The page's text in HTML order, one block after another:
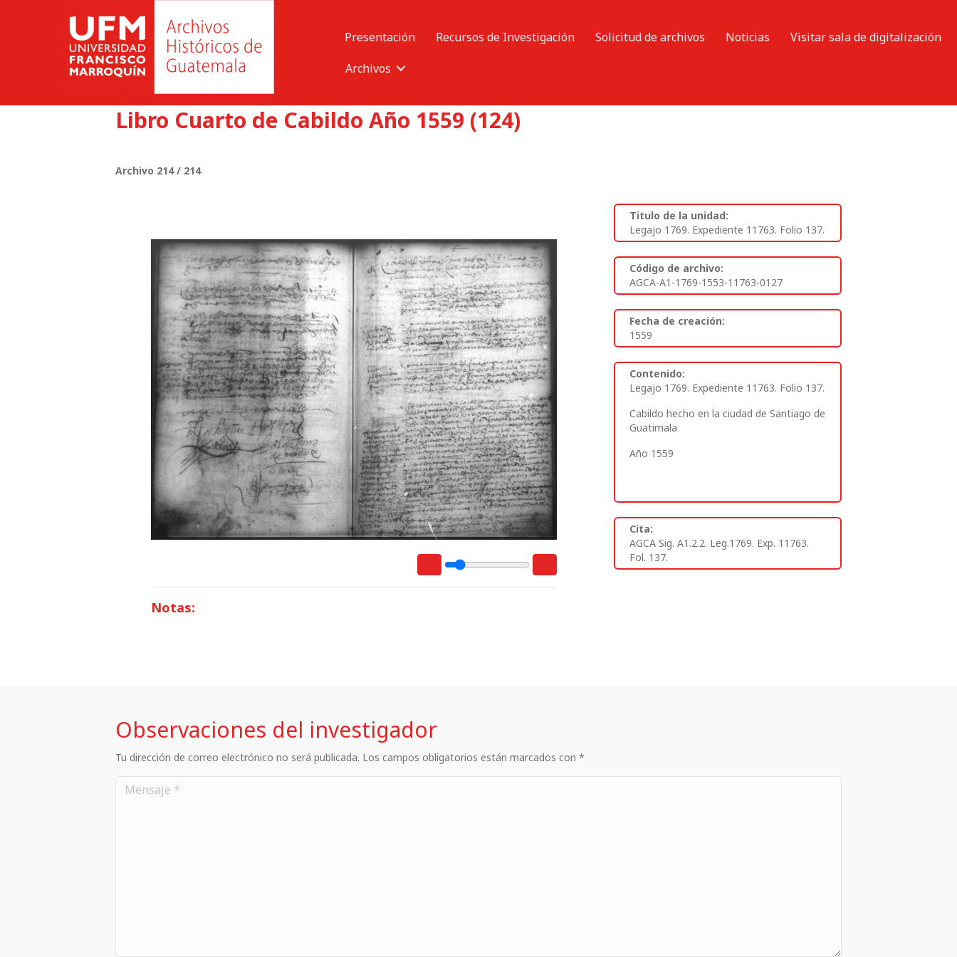
Presentación Recursos de Investigación Solicitud de archivos Noticias
Visitar sala de digitalización
Archivos
Libro Cuarto de Cabildo Año 1559 (124)
Archivo 214 / 214
Notas:
Titulo de la unidad:
Legajo 1769. Expediente 11763. Folio 137.
Código de archivo:
AGCA-A1-1769-1553-11763-0127
Fecha de creación:
1559
Contenido:
Legajo 1769. Expediente 11763. Folio 137.
Cabildo hecho en la ciudad de Santiago de
Guatimala
Año 1559
Cita:
AGCA Sig. A1.2.2. Leg.1769. Exp. 11763.
Fol. 137.
Observaciones del investigador
Tu dirección de correo electrónico no será publicada. Los campos obligatorios están marcados con *